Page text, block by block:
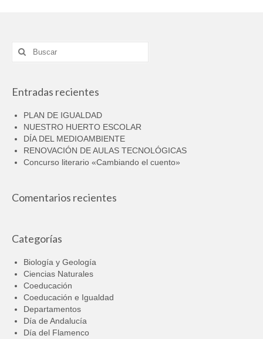
Buscar
por:
Entradas recientes
PLAN DE IGUALDAD
NUESTRO HUERTO ESCOLAR
DÍA DEL MEDIOAMBIENTE
RENOVACIÓN DE AULAS TECNOLÓGICAS
Concurso literario «Cambiando el cuento»
Comentarios recientes
Categorías
Biología y Geología
Ciencias Naturales
Coeducación
Coeducación e Igualdad
Departamentos
Día de Andalucía
Día del Flamenco